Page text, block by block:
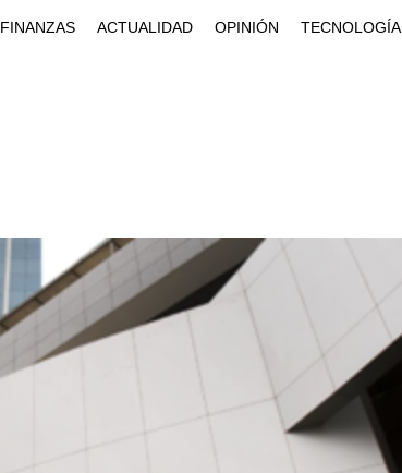
FINANZAS ACTUALIDAD OPINIÓN TECNOLOGÍA